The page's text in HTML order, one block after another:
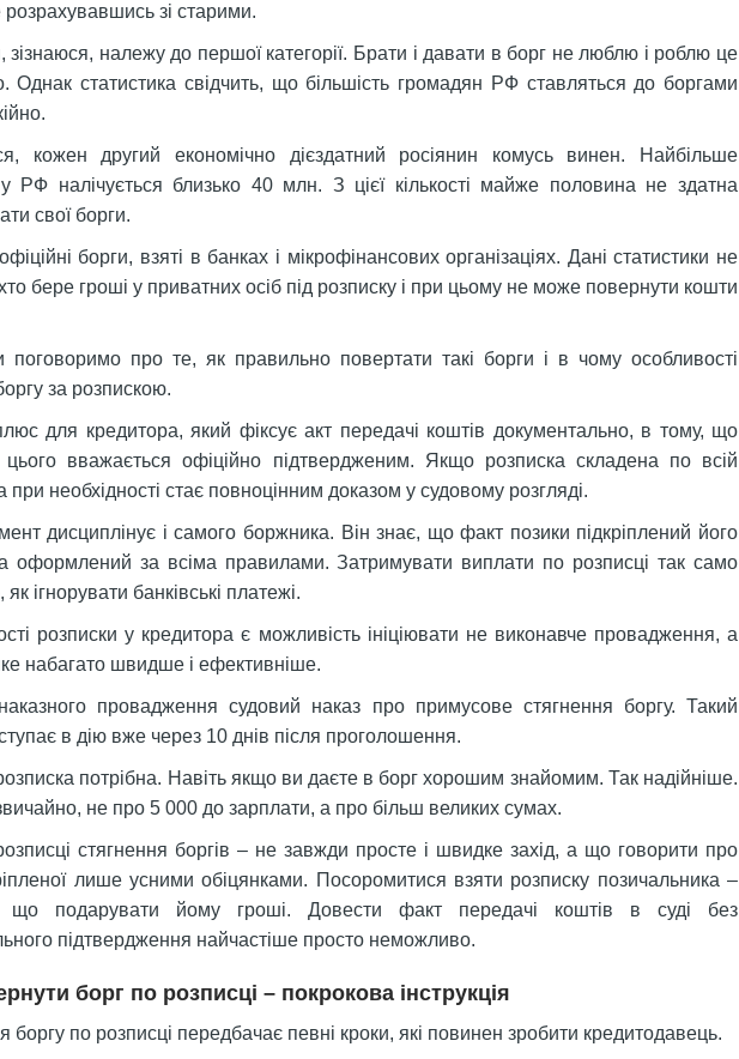
розрахувавшись зі старими.
зізнаюся, належу до першої категорії. Брати і давати в борг не люблю і роблю це
Однак статистика свідчить, що більшість громадян РФ ставляться до боргами
кожен другий економічно дієздатний росіянин комусь винен. Найбільше
РФ налічується близько 40 млн. З цієї кількості майже половина не здатна
свої борги.
офіційні борги, взяті в банках і мікрофінансових організаціях. Дані статистики не
хто бере гроші у приватних осіб під розписку і при цьому не може повернути кошти
поговоримо про те, як правильно повертати такі борги і в чому особливості
за розпискою.
для кредитора, який фіксує акт передачі коштів документально, в тому, що
цього вважається офіційно підтвердженим. Якщо розписка складена по всій
необхідності стає повноцінним доказом у судовому розгляді.
дисциплінує і самого боржника. Він знає, що факт позики підкріплений його
оформлений за всіма правилами. Затримувати виплати по розписці так само
ігнорувати банківські платежі.
розписки у кредитора є можливість ініціювати не виконавче провадження, а
набагато швидше і ефективніше.
провадження судовий наказ про примусове стягнення боргу. Такий
в дію вже через 10 днів після проголошення.
потрібна. Навіть якщо ви даєте в борг хорошим знайомим. Так надійніше.
не про 5 000 до зарплати, а про більш великих сумах.
стягнення боргів – не завжди просте і швидке захід, а що говорити про
лише усними обіцянками. Посоромитися взяти розписку позичальника –
подарувати йому гроші. Довести факт передачі коштів в суді без
підтвердження найчастіше просто неможливо.
борг по розписці – покрокова інструкція
боргу по розписці передбачає певні кроки, які повинен зробити кредитодавець.